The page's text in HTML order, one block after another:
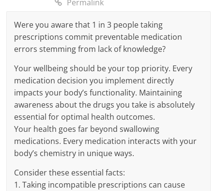
Permalink
Were you aware that 1 in 3 people taking
prescriptions commit preventable medication
errors stemming from lack of knowledge?
Your wellbeing should be your top priority. Every
medication decision you implement directly
impacts your body’s functionality. Maintaining
awareness about the drugs you take is absolutely
essential for optimal health outcomes.
Your health goes far beyond swallowing
medications. Every medication interacts with your
body’s chemistry in unique ways.
Consider these essential facts:
1. Taking incompatible prescriptions can cause